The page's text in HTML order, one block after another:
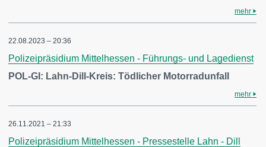
mehr
22.08.2023 – 20:36
Polizeipräsidium Mittelhessen - Führungs- und Lagedienst
POL-GI: Lahn-Dill-Kreis: Tödlicher Motorradunfall
mehr
26.11.2021 – 21:33
Polizeipräsidium Mittelhessen - Pressestelle Lahn - Dill